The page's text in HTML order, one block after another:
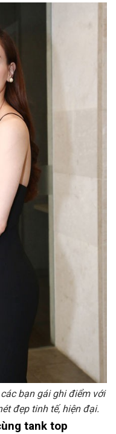
bạn gái ghi điểm với
đẹp tinh tế, hiện đại.
tank top